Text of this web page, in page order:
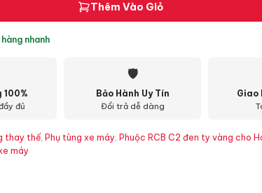
Thêm Vào Giỏ
nhanh
100%
đủ
🛡
Bảo Hành Uy Tín
Đổi trả dễ dàng
Giao
thay thế, Phụ tùng xe máy, Phuộc RCB C2 đen ty vàng cho
máy